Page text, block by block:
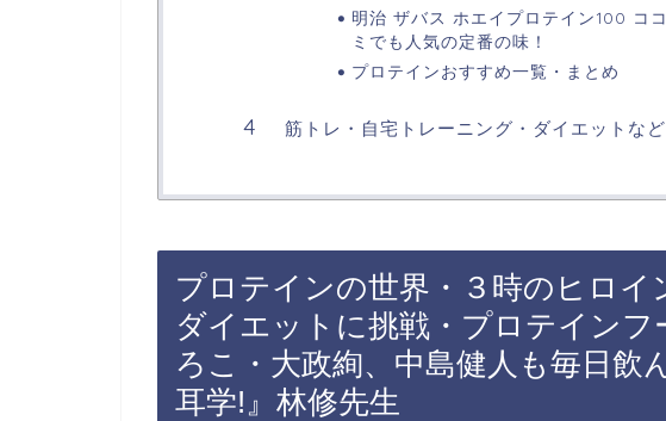
明治 ザバス ホエイプロテイン100 コ
ミでも人気の定番の味！
プロテインおすすめ一覧・まとめ
筋トレ・自宅トレーニング・ダイエットな
プロテインの世界・３時のヒロ
ダイエットに挑戦・プロテイン
ろこ・大政絢、中島健人も毎日飲
耳学!』林修先生